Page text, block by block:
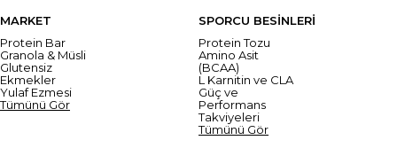
MARKET
Protein Bar
Granola & Müsli
Glutensiz
Ekmekler
Yulaf Ezmesi
Tümünü Gör
SPORCU BESİNLERİ
Protein Tozu
Amino Asit
(BCAA)
L Karnitin ve CLA
Güç ve
Performans
Takviyeleri
Tümünü Gör